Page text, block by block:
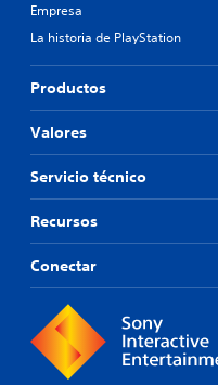
Empresa
La historia de PlayStation
Productos
Valores
Servicio técnico
Recursos
Conectar